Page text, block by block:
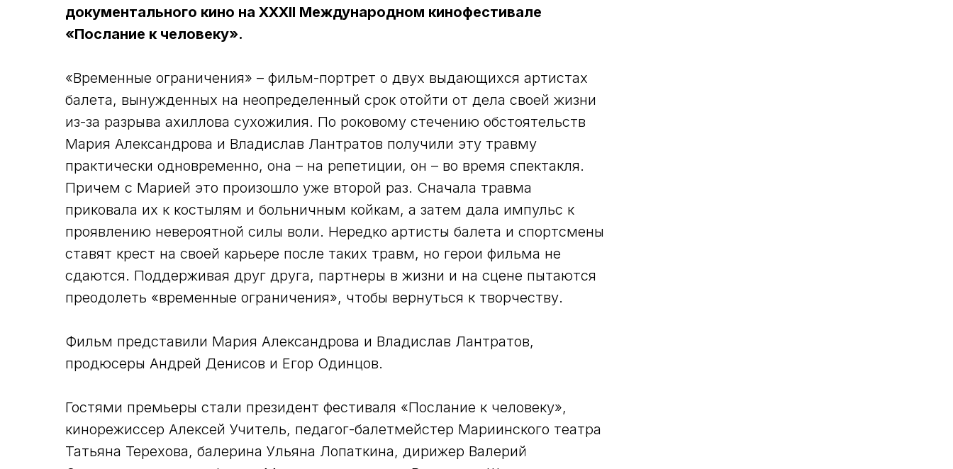
документального кино на XXXII Международном кинофестивале
«Послание к человеку».
«Временные ограничения» – фильм-портрет о двух выдающихся артистах
балета, вынужденных на неопределенный срок отойти от дела своей жизни
из-за разрыва ахиллова сухожилия. По роковому стечению обстоятельств
Мария Александрова и Владислав Лантратов получили эту травму
практически одновременно, она – на репетиции, он – во время спектакля.
Причем с Марией это произошло уже второй раз. Сначала травма
приковала их к костылям и больничным койкам, а затем дала импульс к
проявлению невероятной силы воли. Нередко артисты балета и спортсмены
ставят крест на своей карьере после таких травм, но герои фильма не
сдаются. Поддерживая друг друга, партнеры в жизни и на сцене пытаются
преодолеть «временные ограничения», чтобы вернуться к творчеству.
Фильм представили Мария Александрова и Владислав Лантратов,
продюсеры Андрей Денисов и Егор Одинцов.
Гостями премьеры стали президент фестиваля «Послание к человеку»,
кинорежиссер Алексей Учитель, педагог-балетмейстер Мариинского театра
Татьяна Терехова, балерина Ульяна Лопаткина, дирижер Валерий